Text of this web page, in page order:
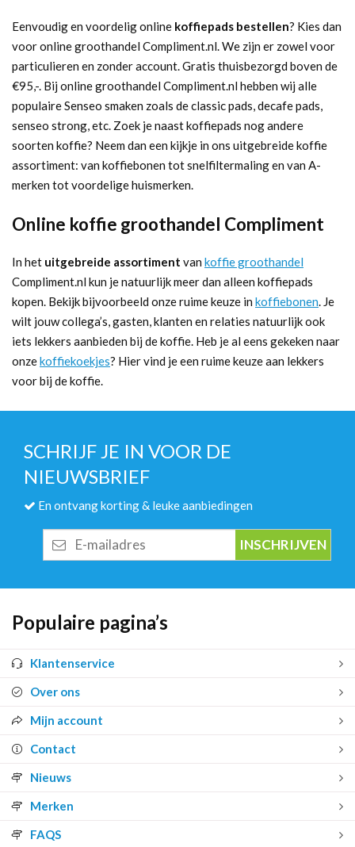
Eenvoudig en voordelig online koffiepads bestellen? Kies dan
voor online groothandel Compliment.nl. We zijn er zowel voor
particulieren en zonder account. Gratis thuisbezorgd boven de
€95,-. Bij online groothandel Compliment.nl hebben wij alle
populaire Senseo smaken zoals de classic pads, decafe pads,
senseo strong, etc. Zoek je naast koffiepads nog andere
soorten koffie? Neem dan een kijkje in ons uitgebreide koffie
assortiment: van koffiebonen tot snelfiltermaling en van A-
merken tot voordelige huismerken.
Online koffie groothandel Compliment
In het uitgebreide assortiment van koffie groothandel
Compliment.nl kun je natuurlijk meer dan alleen koffiepads
kopen. Bekijk bijvoorbeeld onze ruime keuze in koffiebonen. Je
wilt jouw collega’s, gasten, klanten en relaties natuurlijk ook
iets lekkers aanbieden bij de koffie. Heb je al eens gekeken naar
onzekoffiekoekjes? Hier vind je een ruime keuze aan lekkers
voor bij de koffie.
SCHRIJF JE IN VOOR DE
NIEUWSBRIEF
En ontvang korting & leuke aanbiedingen
mailadres
Populaire pagina’s
Klantenservice
Over ons
Mijn account
Contact
Nieuws
Merken
FAQS